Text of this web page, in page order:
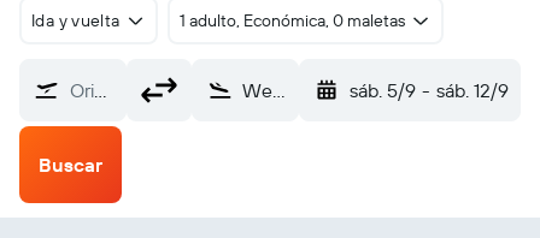
Ida y vuelta 1 adulto, Económica, 0 maletas
Origen West Yellowstone (WYS) sáb. 5/9 - sáb. 12/9
Buscar